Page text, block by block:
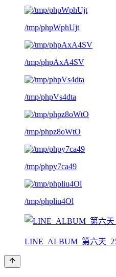
/tmp/phpWphUjt
/tmp/phpAxA4SV
/tmp/phpVs4dta
/tmp/phpz8oWtO
/tmp/phpy7ca49
/tmp/phpliu4Ol
LINE_ALBUM_第六天